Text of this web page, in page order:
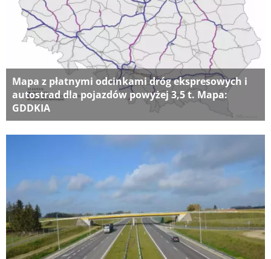
Mapa z płatnymi odcinkami dróg ekspresowych i
autostrad dla pojazdów powyżej 3,5 t. Mapa:
GDDKIA